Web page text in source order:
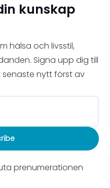
kunskap
hälsa och livsstil,
Signa upp dig till
nytt först av
prenumerationen